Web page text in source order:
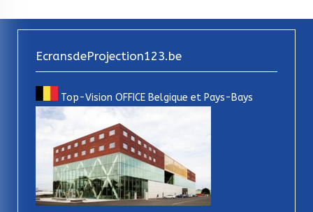
EcransdeProjection123.be
Top-Vision OFFICE Belgique et Pays-Bays